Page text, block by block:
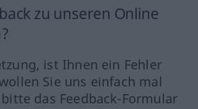
zu unseren Online
ist Ihnen ein Fehler
Sie uns einfach mal
das Feedback-Formular